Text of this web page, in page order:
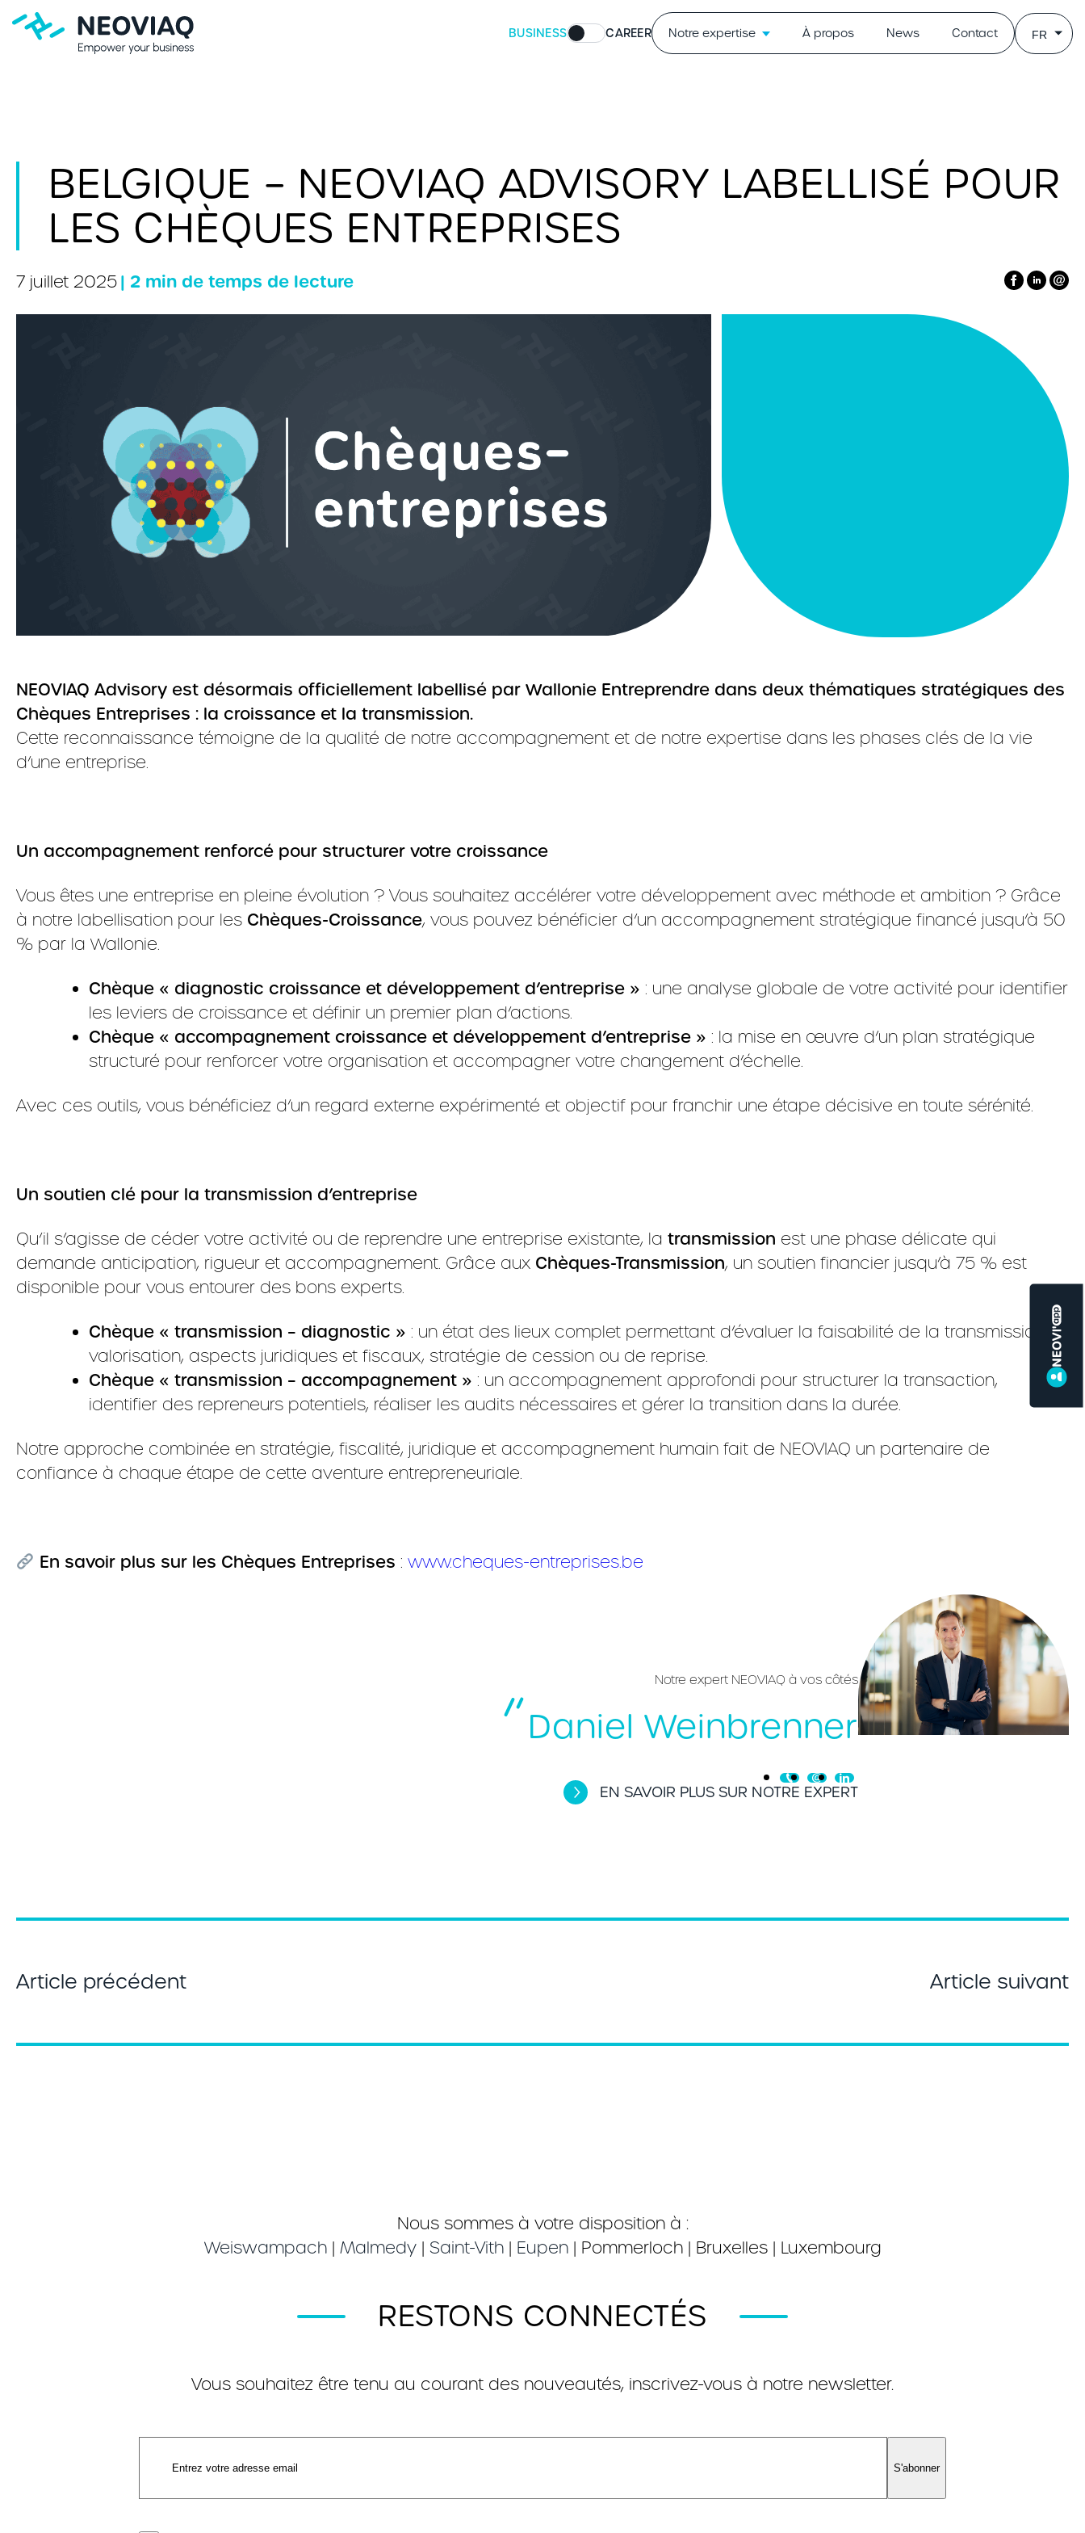
BUSINESS CAREER Notre expertise À propos News Contact FR
BELGIQUE – NEOVIAQ ADVISORY LABELLISÉ POUR
LES CHÈQUES ENTREPRISES
7 juillet 2025| 2 min de temps de lecture
NEOVIAQ Advisory est désormais officiellement labellisé par Wallonie Entreprendre dans deux thématiques stratégiques des
Chèques Entreprises : la croissance et la transmission.
Cette reconnaissance témoigne de la qualité de notre accompagnement et de notre expertise dans les phases clés de la vie
d’une entreprise.
Un accompagnement renforcé pour structurer votre croissance
Vous êtes une entreprise en pleine évolution ? Vous souhaitez accélérer votre développement avec méthode et ambition ? Grâce
à notre labellisation pour les Chèques-Croissance, vous pouvez bénéficier d’un accompagnement stratégique financé jusqu’à 50
% par la Wallonie.
Chèque « diagnostic croissance et développement d’entreprise » : une analyse globale de votre activité pour identifier
les leviers de croissance et définir un premier plan d’actions.
Chèque « accompagnement croissance et développement d’entreprise » : la mise en œuvre d’un plan stratégique
structuré pour renforcer votre organisation et accompagner votre changement d’échelle.
Avec ces outils, vous bénéficiez d’un regard externe expérimenté et objectif pour franchir une étape décisive en toute sérénité.
Un soutien clé pour la transmission d’entreprise
Qu’il s’agisse de céder votre activité ou de reprendre une entreprise existante, la transmission est une phase délicate qui
demande anticipation, rigueur et accompagnement. Grâce aux Chèques-Transmission, un soutien financier jusqu’à 75 % est
disponible pour vous entourer des bons experts.
Chèque « transmission – diagnostic » : un état des lieux complet permettant d’évaluer la faisabilité de la transmission :
valorisation, aspects juridiques et fiscaux, stratégie de cession ou de reprise.
Chèque « transmission – accompagnement » : un accompagnement approfondi pour structurer la transaction,
identifier des repreneurs potentiels, réaliser les audits nécessaires et gérer la transition dans la durée.
Notre approche combinée en stratégie, fiscalité, juridique et accompagnement humain fait de NEOVIAQ un partenaire de
confiance à chaque étape de cette aventure entrepreneuriale.
En savoir plus sur les Chèques Entreprises : www.cheques-entreprises.be
Notre expert NEOVIAQ à vos côtés
Daniel Weinbrenner
EN SAVOIR PLUS SUR NOTRE EXPERT
Article précédent Article suivant
Nous sommes à votre disposition à :
Weiswampach| Malmedy| Saint-Vith| Eupen| Pommerloch | Bruxelles | Luxembourg
RESTONS CONNECTÉS
Vous souhaitez être tenu au courant des nouveautés, inscrivez-vous à notre newsletter.
S'abonner